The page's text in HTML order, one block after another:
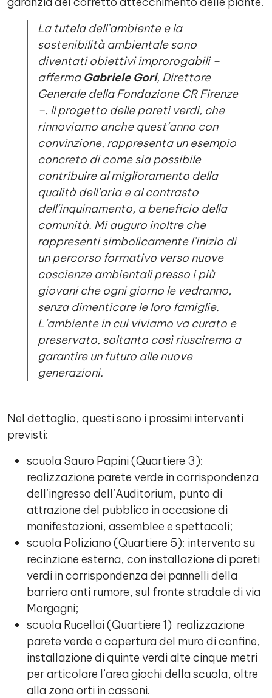
La tutela dell’ambiente e la
sostenibilità ambientale sono
diventati obiettivi improrogabili –
afferma Gabriele Gori, Direttore
Generale della Fondazione CR Firenze
–. Il progetto delle pareti verdi, che
rinnoviamo anche quest’anno con
convinzione, rappresenta un esempio
concreto di come sia possibile
contribuire al miglioramento della
qualità dell’aria e al contrasto
dell’inquinamento, a beneficio della
comunità. Mi auguro inoltre che
rappresenti simbolicamente l’inizio di
un percorso formativo verso nuove
coscienze ambientali presso i più
giovani che ogni giorno le vedranno,
senza dimenticare le loro famiglie.
L’ambiente in cui viviamo va curato e
preservato, soltanto così riusciremo a
garantire un futuro alle nuove
generazioni.
Nel dettaglio, questi sono i prossimi interventi
previsti:
scuola Sauro Papini (Quartiere 3):
realizzazione parete verde in corrispondenza
dell’ingresso dell’Auditorium, punto di
attrazione del pubblico in occasione di
manifestazioni, assemblee e spettacoli;
scuola Poliziano (Quartiere 5): intervento su
recinzione esterna, con installazione di pareti
verdi in corrispondenza dei pannelli della
barriera anti rumore, sul fronte stradale di via
Morgagni;
scuola Rucellai (Quartiere 1) realizzazione
parete verde a copertura del muro di confine,
installazione di quinte verdi alte cinque metri
per articolare l’area giochi della scuola, oltre
alla zona orti in cassoni.